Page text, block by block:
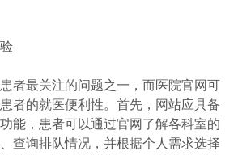
最关注的问题之一，而医院官网可
者的就医便利性。首先，网站应具备
能，患者可以通过官网了解各科室的
查询排队情况，并根据个人需求选择